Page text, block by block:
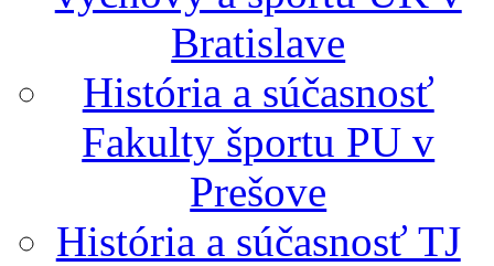
Bratislave
História a súčasnosť
Fakulty športu PU v
Prešove
História a súčasnosť TJ